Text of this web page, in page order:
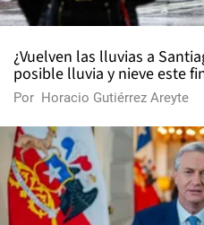
¿Vuelven las lluvias a
posible lluvia y nieve este
Por Horacio Gutiérrez Areyte